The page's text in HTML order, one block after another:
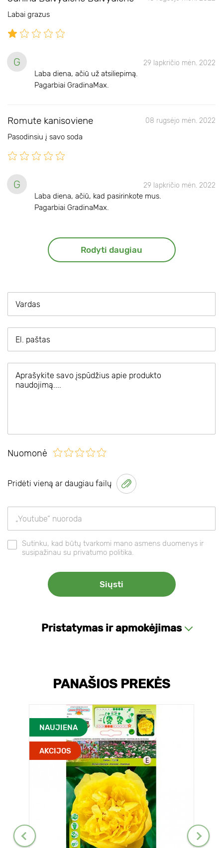
Labai grazus
G 29 lapkričio mėn. 2022
Laba diena, ačiū už atsiliepimą.
Pagarbiai GradinaMax.
Romute kanisoviene 08 rugsėjo mėn. 2022
Pasodinsiu į savo soda
G 29 lapkričio mėn. 2022
Laba diena, ačiū, kad pasirinkote mus.
Pagarbiai GradinaMax.
Rodyti daugiau
Nuomonė
Pridėti vieną ar daugiau failų
Sutinku, kad būtų tvarkomi mano asmens duomenys ir
susipažinau su privatumo politika.
Pristatymas ir apmokėjimas
PANAŠIOS PREKĖS
NAUJIENA
AKCIJOS